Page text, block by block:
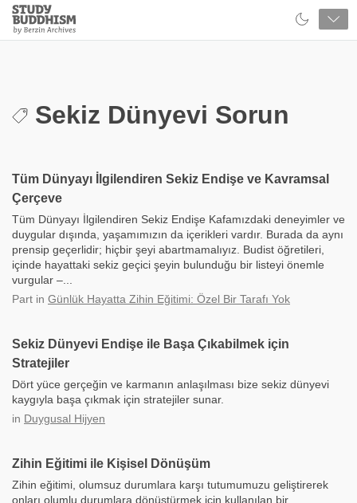
Close
Study
Buddhism
Sekiz Dünyevi Sorun
Tüm Dünyayı İlgilendiren Sekiz Endişe ve Kavramsal
Çerçeve
Tüm Dünyayı İlgilendiren Sekiz Endişe Kafamızdaki deneyimler ve
duygular dışında, yaşamımızın da içerikleri vardır. Burada da aynı
prensip geçerlidir; hiçbir şeyi abartmamalıyız. Budist öğretileri,
içinde hayattaki sekiz geçici şeyin bulunduğu bir listeyi önemle
vurgular –...
Part in Günlük Hayatta Zihin Eğitimi: Özel Bir Tarafı Yok
Sekiz Dünyevi Endişe ile Başa Çıkabilmek için
Stratejiler
Dört yüce gerçeğin ve karmanın anlaşılması bize sekiz dünyevi
kaygıyla başa çıkmak için stratejiler sunar.
in Duygusal Hijyen
Zihin Eğitimi ile Kişisel Dönüşüm
Zihin eğitimi, olumsuz durumlara karşı tutumumuzu geliştirerek
onları olumlu durumlara dönüştürmek için kullanılan bir